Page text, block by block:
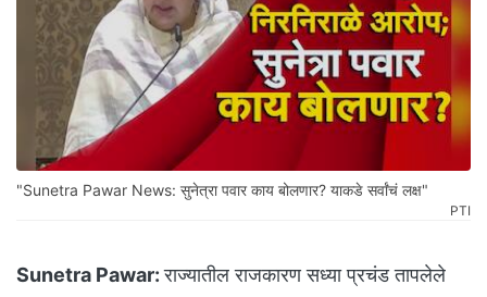
"Sunetra Pawar News: सुनेत्रा पवार काय बोलणार? याकडे सर्वांचं लक्ष"
PTI
Sunetra Pawar:राज्यातील राजकारण सध्या प्रचंड तापलेले